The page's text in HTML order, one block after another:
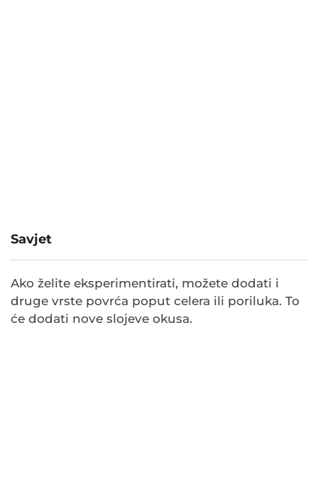
Savjet
Ako želite eksperimentirati, možete dodati i
druge vrste povrća poput celera ili poriluka. To
će dodati nove slojeve okusa.